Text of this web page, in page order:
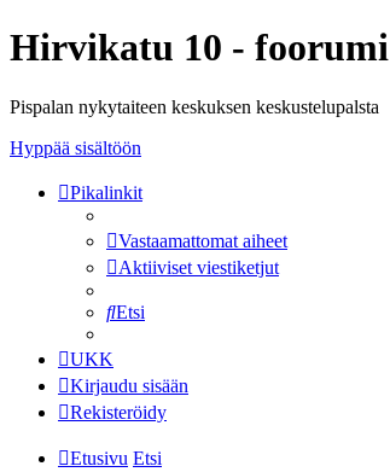
Hirvikatu 10 - foorumi
Pispalan nykytaiteen keskuksen keskustelupalsta
Hyppää sisältöön
Pikalinkit
Vastaamattomat aiheet
Aktiiviset viestiketjut
Etsi
UKK
Kirjaudu sisään
Rekisteröidy
Etusivu Etsi